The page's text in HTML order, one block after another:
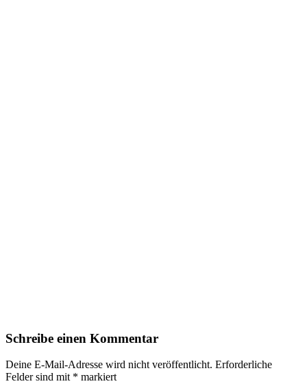
Schreibe einen Kommentar
Deine E-Mail-Adresse wird nicht veröffentlicht. Erforderliche
Felder sind mit * markiert